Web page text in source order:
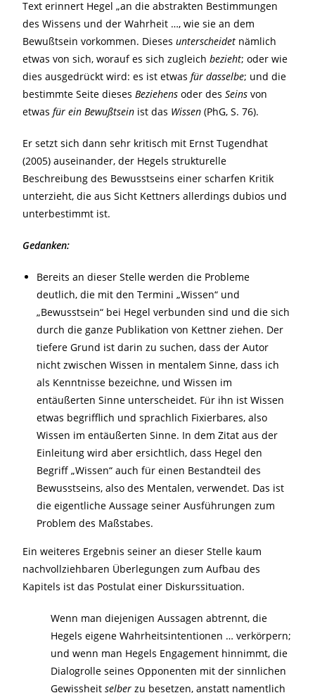
Text erinnert Hegel „an die abstrakten Bestimmungen
des Wissens und der Wahrheit …, wie sie an dem
Bewußtsein vorkommen. Diesesunterscheidet nämlich
etwas von sich, worauf es sich zugleichbezieht; oder wie
dies ausgedrückt wird: es ist etwasfür dasselbe; und die
bestimmte Seite diesesBeziehensoder desSeinsvon
etwasfür ein Bewußtsein ist das Wissen(PhG, S. 76).
Er setzt sich dann sehr kritisch mit Ernst Tugendhat
(2005) auseinander, der Hegels strukturelle
Beschreibung des Bewusstseins einer scharfen Kritik
unterzieht, die aus Sicht Kettners allerdings dubios und
unterbestimmt ist.
Gedanken:
Bereits an dieser Stelle werden die Probleme
deutlich, die mit den Termini „Wissen“ und
„Bewusstsein“ bei Hegel verbunden sind und die sich
durch die ganze Publikation von Kettner ziehen. Der
tiefere Grund ist darin zu suchen, dass der Autor
nicht zwischen Wissen in mentalem Sinne, dass ich
als Kenntnisse bezeichne, und Wissen im
entäußerten Sinne unterscheidet. Für ihn ist Wissen
etwas begrifflich und sprachlich Fixierbares, also
Wissen im entäußerten Sinne. In dem Zitat aus der
Einleitung wird aber ersichtlich, dass Hegel den
Begriff „Wissen“ auch für einen Bestandteil des
Bewusstseins, also des Mentalen, verwendet. Das ist
die eigentliche Aussage seiner Ausführungen zum
Problem des Maßstabes.
Ein weiteres Ergebnis seiner an dieser Stelle kaum
nachvollziehbaren Überlegungen zum Aufbau des
Kapitels ist das Postulat einer Diskurssituation.
Wenn man diejenigen Aussagen abtrennt, die
Hegels eigene Wahrheitsintentionen … verkörpern;
und wenn man Hegels Engagement hinnimmt, die
Dialogrolle seines Opponenten mit der sinnlichen
Gewissheitselber zu besetzen, anstatt namentlich